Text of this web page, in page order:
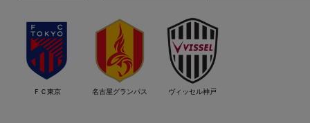
ＦＣ東京 名古屋グランパス ヴィッセル神戸